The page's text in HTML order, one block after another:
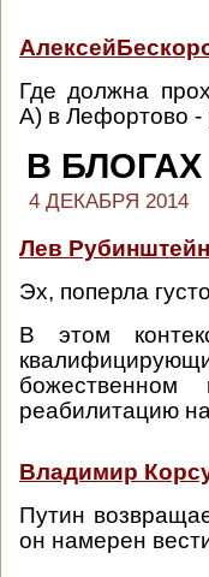
Где должна
А) в Лефортово -
В БЛОГАХ
4 ДЕКАБРЯ 2014
Лев
Эх, поперла
В этом
реабилитацию
Владимир
Путин
он намерен